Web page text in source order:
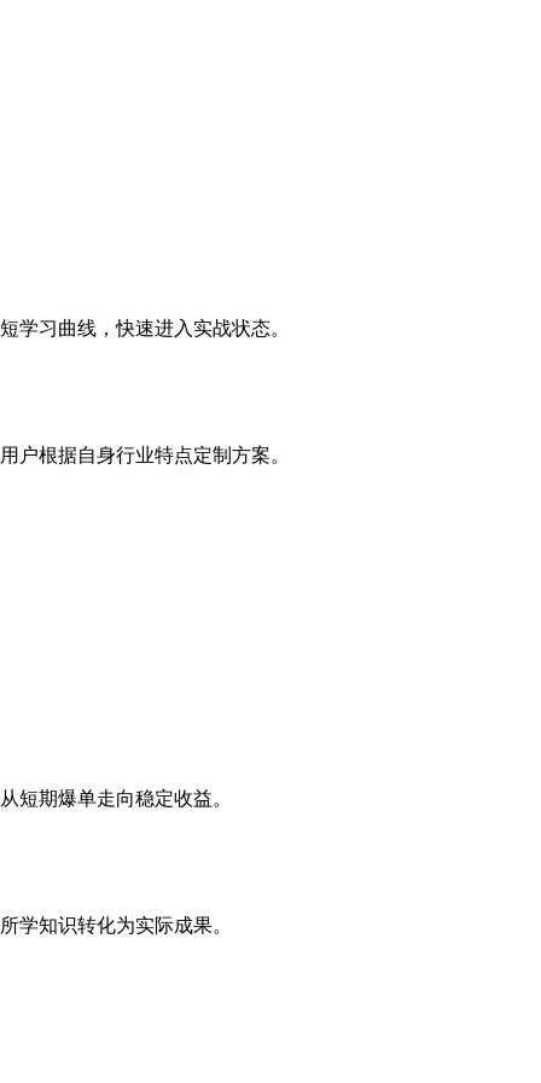
学习曲线，快速进入实战状态。
户根据自身行业特点定制方案。
短期爆单走向稳定收益。
学知识转化为实际成果。